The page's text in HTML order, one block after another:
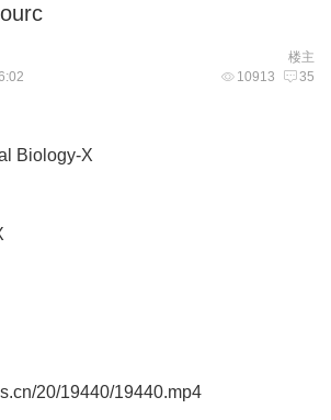
楼主
10913 35
Biology-X
20/19440/19440.mp4